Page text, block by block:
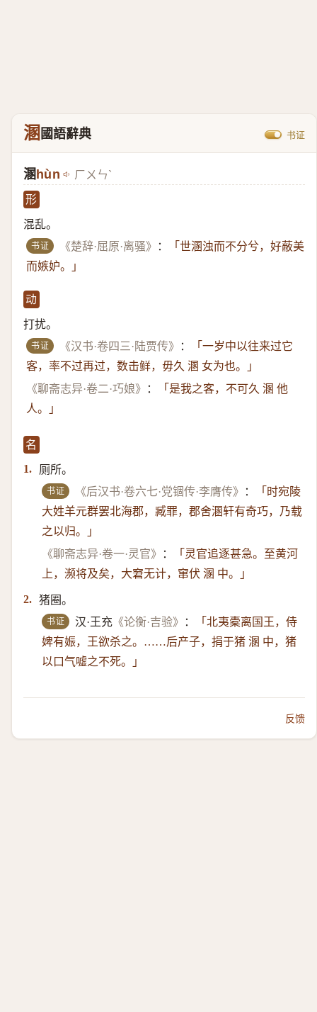
溷國語辭典 书证
溷 hùn ㄏㄨㄣˋ
形
混乱。
书证 《楚辞·屈原·离骚》 ：
「世溷浊而不分兮，好蔽美
而嫉妒。」
动
打扰。
书证 《汉书·卷四三·陆贾传》 ：
「一岁中以往来过它
客，率不过再过，数击鲜，毋久 溷 女为也。」
《聊斋志异·卷二·巧娘》
：
「是我之客，不可久 溷 他
人。」
名
1.
厕所。
书证 《后汉书·卷六七·党锢传·李膺传》 ：
「时宛陵
大姓羊元群罢北海郡，臧罪，郡舍溷轩有奇巧，乃载
之以归。」
《聊斋志异·卷一·灵官》
：
「灵官追逐甚急。至黄河
上，濒将及矣，大窘无计，窜伏 溷 中。」
2. 猪圈。
书证 汉·王充 《论衡·吉验》 ：
「北夷橐离国王，侍
婢有娠，王欲杀之。……后产子，捐于猪 溷 中，猪
以口气嘘之不死。」
反馈